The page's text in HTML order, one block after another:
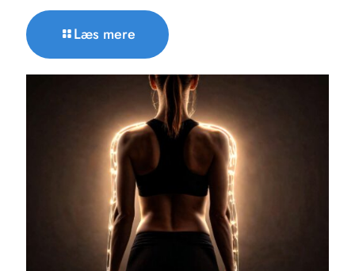
Læs mere